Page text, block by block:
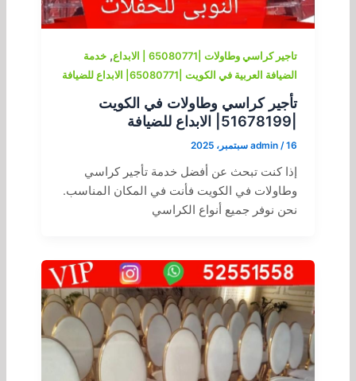
تاجير كراسي وطاولات |65080771 | الابداع ,خدمة
الضيافة العربية في الكويت |65080771| الابداع للضيافة
تأجير كراسي وطاولات في الكويت
admin /16 سبتمبر، 2025
إذا كنت تبحث عن أفضل خدمة تأجير كراسي
وطاولات في الكويت فأنت في المكان المناسب.
نحن نوفر جميع أنواع الكراسي